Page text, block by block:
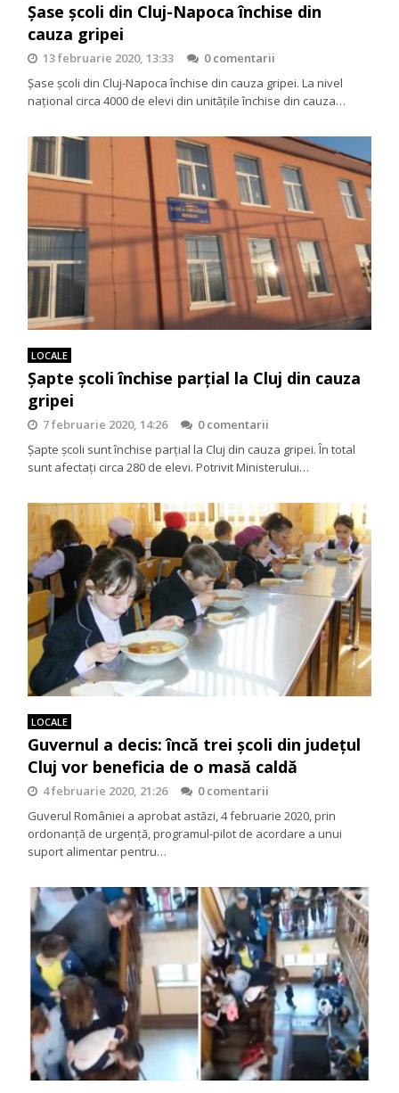
Șase școli din Cluj-Napoca închise din
cauza gripei
13 februarie 2020, 13:33
0 comentarii
Șase școli din Cluj-Napoca închise din cauza gripei. La nivel
național circa 4000 de elevi din unitățile închise din cauza…
LOCALE
Șapte școli închise parțial la Cluj din cauza
gripei
7 februarie 2020, 14:26
0 comentarii
Șapte școli sunt închise parțial la Cluj din cauza gripei. În total
sunt afectați circa 280 de elevi. Potrivit Ministerului…
LOCALE
Guvernul a decis: încă trei școli din județul
Cluj vor beneficia de o masă caldă
4 februarie 2020, 21:26
0 comentarii
Guverul României a aprobat astăzi, 4 februarie 2020, prin
ordonanță de urgență, programul-pilot de acordare a unui
suport alimentar pentru…